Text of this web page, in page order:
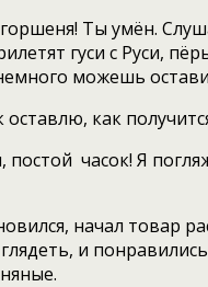
Ты умён.
гуси с Руси,
можешь
как
постой часок! Я
начал товар
и